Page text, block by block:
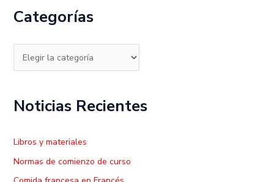
c
p
Categorías
Noticias Recientes
Libros y materiales
Normas de comienzo de curso